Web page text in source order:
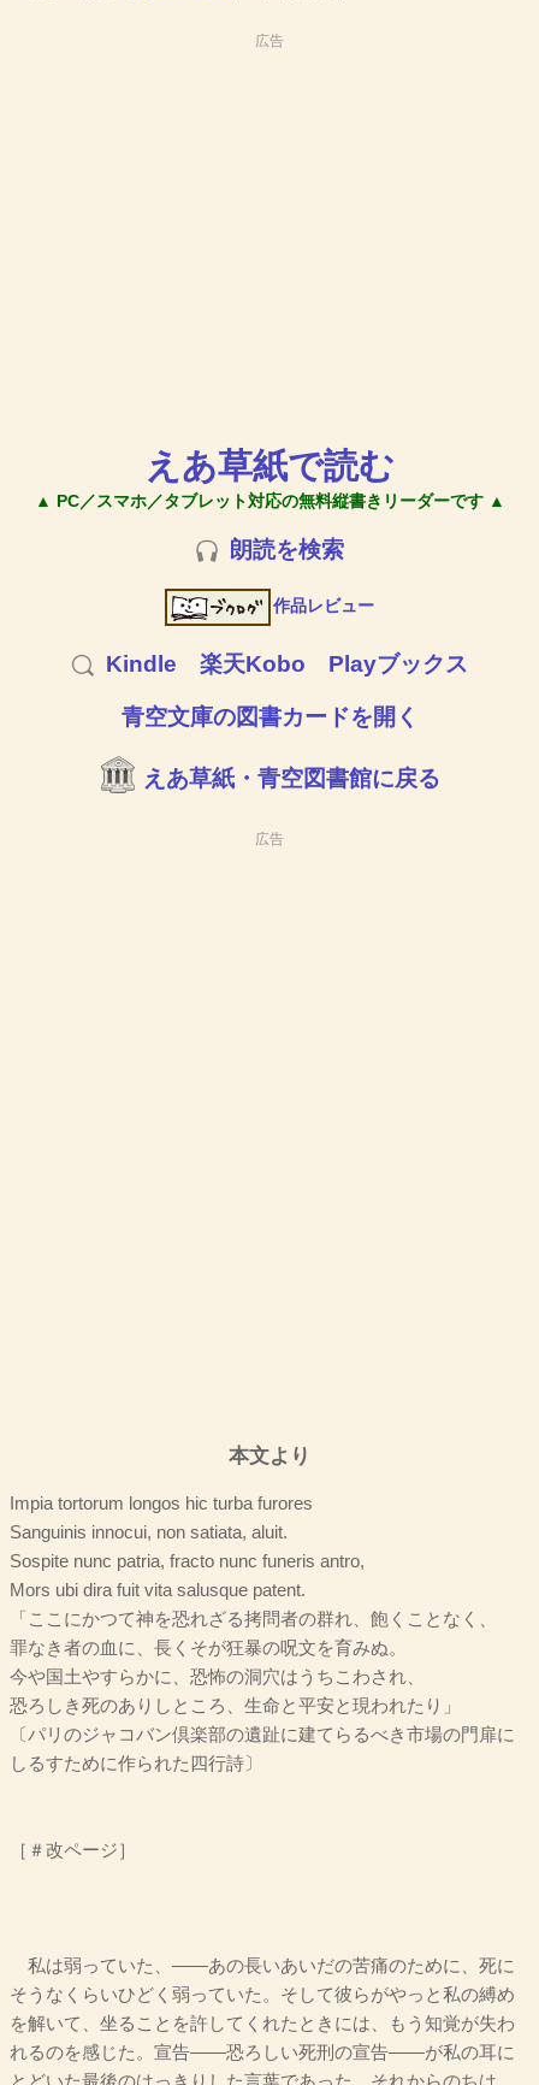
広告
えあ草紙で読む
▲ PC／スマホ／タブレット対応の無料縦書きリーダーです ▲
朗読を検索
作品レビュー
Kindle 楽天Kobo Playブックス
青空文庫の図書カードを開く
えあ草紙・青空図書館に戻る
広告
本文より
Impia tortorum longos hic turba furores
Sanguinis innocui, non satiata, aluit.
Sospite nunc patria, fracto nunc funeris antro,
Mors ubi dira fuit vita salusque patent.
「ここにかつて神を恐れざる拷問者の群れ、飽くことなく、
罪なき者の血に、長くそが狂暴の呪文を育みぬ。
今や国土やすらかに、恐怖の洞穴はうちこわされ、
恐ろしき死のありしところ、生命と平安と現われたり」
〔パリのジャコバン倶楽部の遺趾に建てらるべき市場の門扉に
しるすために作られた四行詩〕
［＃改ページ］
私は弱っていた、――あの長いあいだの苦痛のために、死に
そうなくらいひどく弱っていた。そして彼らがやっと私の縛め
を解いて、坐ることを許してくれたときには、もう知覚が失わ
れるのを感じた。宣告――恐ろしい死刑の宣告――が私の耳に